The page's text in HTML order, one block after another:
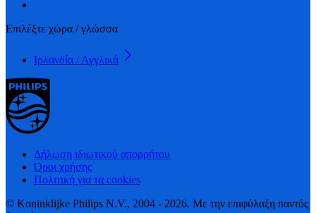
Επιλέξτε χώρα / γλώσσα
Ιρλανδία / Αγγλικά
Δήλωση ιδιωτικού απορρήτου
Όροι χρήσης
Πολιτική για τα cookies
© Koninklijke Philips N.V., 2004 - 2026. Με την επιφύλαξη παντός